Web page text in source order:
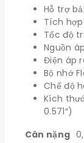
Hỗ trợ
Tích
Tốc độ
Nguồn
Điện áp
Bộ nhớ
Chế độ
Kích
0.571″)
Cân nặng